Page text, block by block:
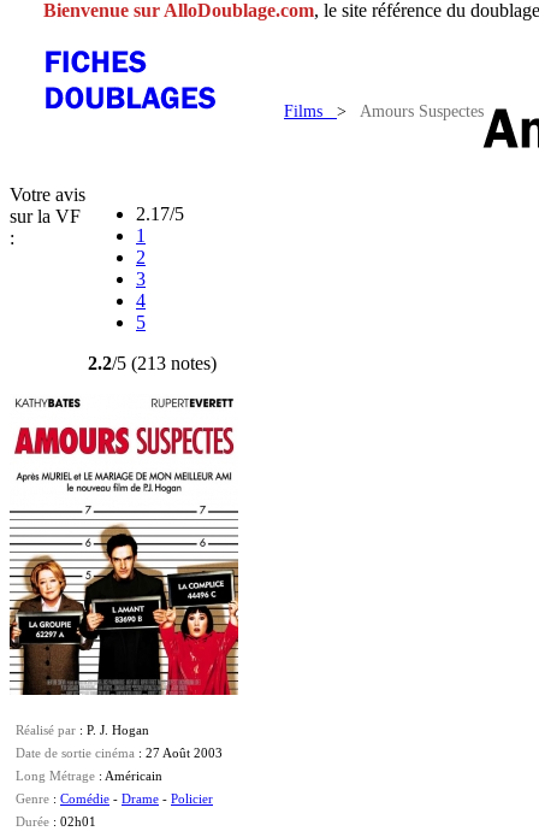
Bienvenue sur AlloDoublage.com, le site référence du
Films > Amours Suspectes
Votre avis
sur la VF
:
2.17/5
1
2
3
4
5
2.2/5 (213 notes)
Réalisé par : P. J. Hogan
Date de sortie cinéma : 27 Août 2003
Long Métrage : Américain
Genre : Comédie - Drame - Policier
Durée : 02h01